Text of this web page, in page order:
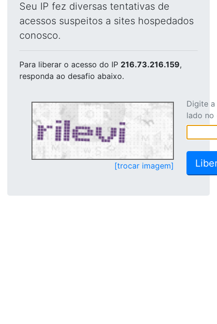
Seu IP fez diversas tentativas de
acessos suspeitos a sites hospedados
conosco.
Para liberar o acesso do IP 216.73.216.159,
responda ao desafio abaixo.
[trocar imagem]
Digite
lado no